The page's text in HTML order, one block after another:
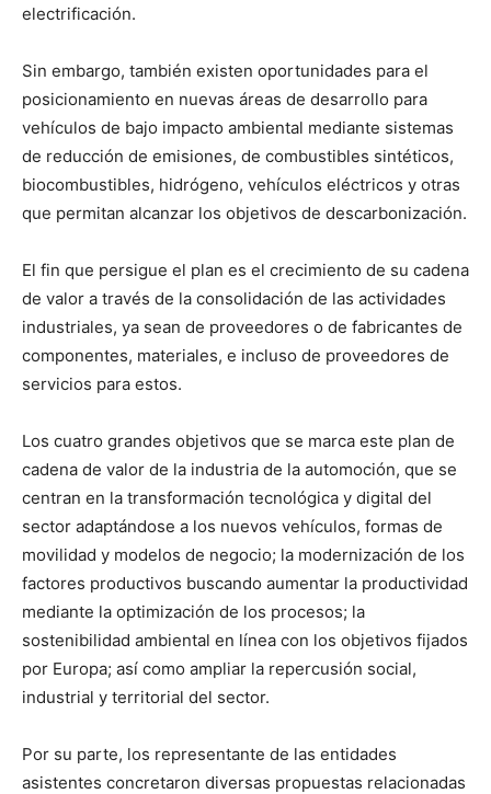
electrificación.
Sin embargo, también existen oportunidades para el
posicionamiento en nuevas áreas de desarrollo para
vehículos de bajo impacto ambiental mediante sistemas
de reducción de emisiones, de combustibles sintéticos,
biocombustibles, hidrógeno, vehículos eléctricos y otras
que permitan alcanzar los objetivos de descarbonización.
El fin que persigue el plan es el crecimiento de su cadena
de valor a través de la consolidación de las actividades
industriales, ya sean de proveedores o de fabricantes de
componentes, materiales, e incluso de proveedores de
servicios para estos.
Los cuatro grandes objetivos que se marca este plan de
cadena de valor de la industria de la automoción, que se
centran en la transformación tecnológica y digital del
sector adaptándose a los nuevos vehículos, formas de
movilidad y modelos de negocio; la modernización de los
factores productivos buscando aumentar la productividad
mediante la optimización de los procesos; la
sostenibilidad ambiental en línea con los objetivos fijados
por Europa; así como ampliar la repercusión social,
industrial y territorial del sector.
Por su parte, los representante de las entidades
asistentes concretaron diversas propuestas relacionadas